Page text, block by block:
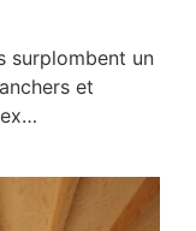
surplombent un
et